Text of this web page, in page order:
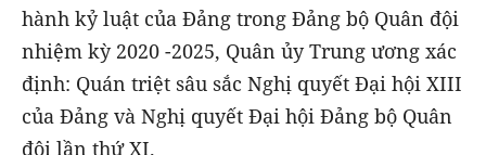
hành kỷ luật của Đảng trong Đảng bộ Quân đội
nhiệm kỳ 2020 -2025, Quân ủy Trung ương xác
định: Quán triệt sâu sắc Nghị quyết Đại hội XIII
của Đảng và Nghị quyết Đại hội Đảng bộ Quân
đội lần thứ XI.